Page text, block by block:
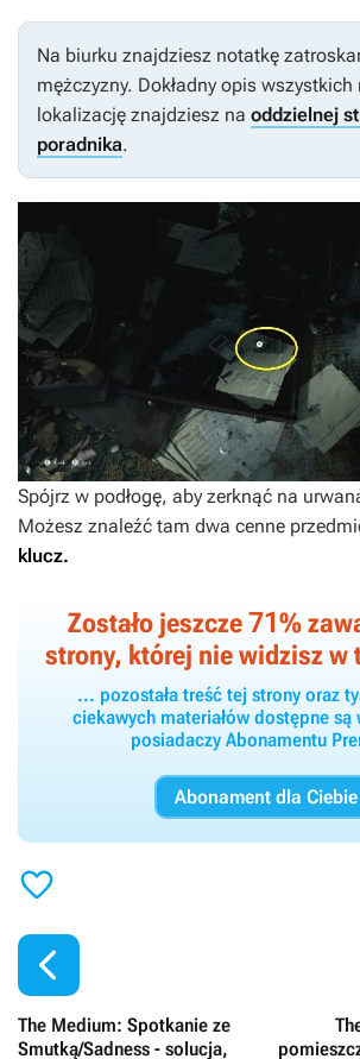
Na biurku znajdziesz notatkę
mężczyzny. Dokładny opis
lokalizację znajdziesz na oddzielnej
poradnika.
Spójrz w podłogę, aby zerknąć na
Możesz znaleźć tam dwa cenne
klucz.
Zostało jeszcze71%
strony, której nie widzisz
... pozostała treść tej strony oraz
ciekawych materiałów dostępne są
posiadaczy Abonamentu
Abonament dla Ciebie


The Medium: Spotkanie ze
Smutką/Sadness - solucja,